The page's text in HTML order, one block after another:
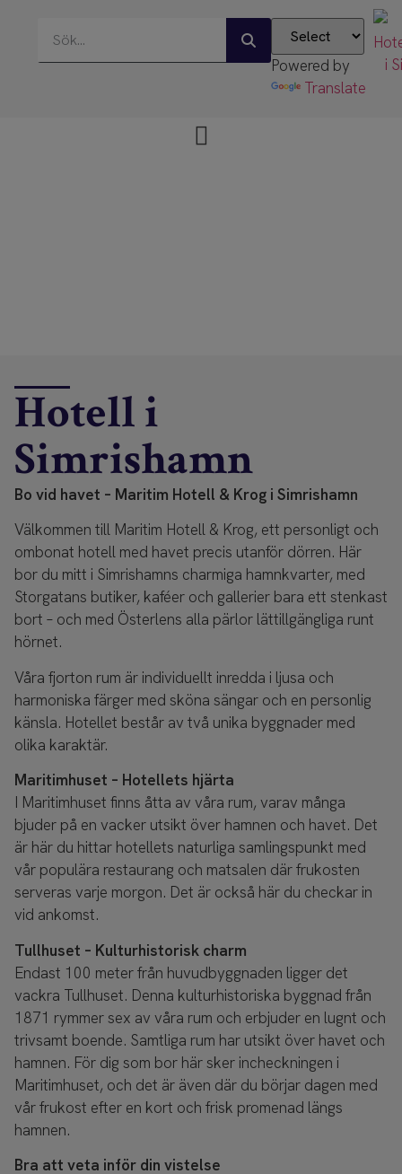
Powered by
Translate
Hotell i
Simrishamn
Bo vid havet – Maritim Hotell & Krog i Simrishamn
Välkommen till Maritim Hotell & Krog, ett personligt och
ombonat hotell med havet precis utanför dörren. Här
bor du mitt i Simrishamns charmiga hamnkvarter, med
Storgatans butiker, kaféer och gallerier bara ett stenkast
bort – och med Österlens alla pärlor lättillgängliga runt
hörnet.
Våra fjorton rum är individuellt inredda i ljusa och
harmoniska färger med sköna sängar och en personlig
känsla. Hotellet består av två unika byggnader med
olika karaktär.
Maritimhuset – Hotellets hjärta
I Maritimhuset finns åtta av våra rum, varav många
bjuder på en vacker utsikt över hamnen och havet. Det
är här du hittar hotellets naturliga samlingspunkt med
vår populära restaurang och matsalen där frukosten
serveras varje morgon. Det är också här du checkar in
vid ankomst.
Tullhuset – Kulturhistorisk charm
Endast 100 meter från huvudbyggnaden ligger det
vackra Tullhuset. Denna kulturhistoriska byggnad från
1871 rymmer sex av våra rum och erbjuder en lugnt och
trivsamt boende. Samtliga rum har utsikt över havet och
hamnen. För dig som bor här sker incheckningen i
Maritimhuset, och det är även där du börjar dagen med
vår frukost efter en kort och frisk promenad längs
hamnen.
Bra att veta inför din vistelse